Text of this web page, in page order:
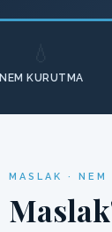
NEM KURUTMA
MASLAK ·